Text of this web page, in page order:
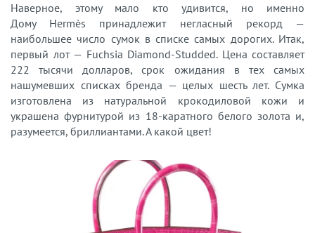
Наверное, этому мало кто удивится, но именно
Дому Hermès принадлежит негласный рекорд —
наибольшее число сумок в списке самых дорогих. Итак,
первый лот — Fuchsia Diamond-Studded. Цена составляет
222 тысячи долларов, срок ожидания в тех самых
нашумевших списках бренда — целых шесть лет. Сумка
изготовлена из натуральной крокодиловой кожи и
украшена фурнитурой из 18-каратного белого золота и,
разумеется, бриллиантами. А какой цвет!